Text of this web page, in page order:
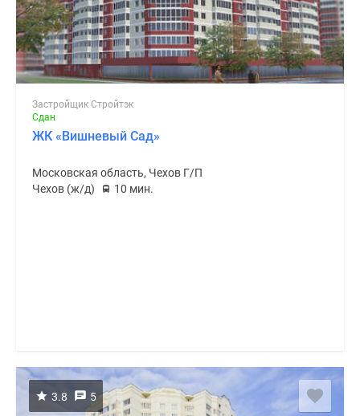
Застройщик Стройтэк
Сдан
ЖК «Вишневый Сад»
Московская область, Чехов Г/П
Чехов (ж/д)
10 мин.
3.8 5